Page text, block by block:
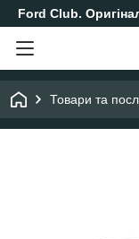
Ford Club.
Товари та